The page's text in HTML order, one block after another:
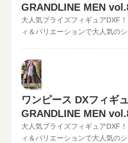
れます！宅配買取可能地域は、
買取り可能です！買取査定価格
料です。JANコード入力で更に
のような入力方法でも仮買取査定
る。開催中の買取キャンペーン情
GRANDLINE MEN vol.7 バギー
（未開封の場合）
ピースDXフィギュアの最新買取
査定金額に納得したら、無料宅
ムからお申込みください。とい
キットが届いたら、ダンボール
け。自宅から出ることなく、お
れます！宅配買取可能地域は、
買取り可能です！買取査定価格
料です。JANコード入力で更に
GRANDLINE MEN
マンの買取価格
大人気プライズフィギュアDXF
ィ＆バリエーションで大人気の
取中！！2022/06/07更新！《現
が遅れているものがありますが
は全て最新の相場で改めて買取
ください。》ワンピース DXフィ
GRANDLINE MEN vol.8 ベン・
格は500円（未開封の場合
の他のワンピースDXフィギュア
ワンピース DXフィギ
GRANDLINE MEN
買取価格
大人気プライズフィギュアDXF
ィ＆バリエーションで大人気の